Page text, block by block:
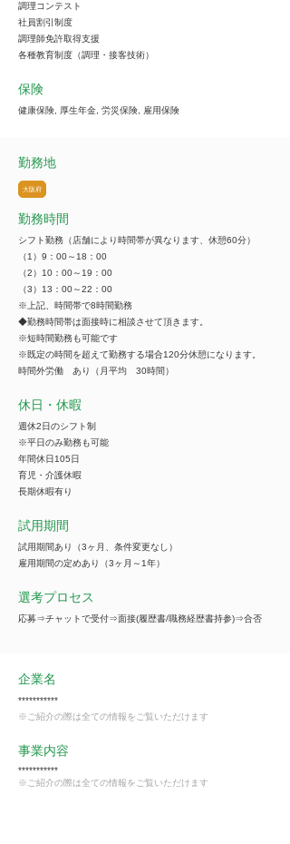
調理コンテスト
社員割引制度
調理師免許取得支援
各種教育制度（調理・接客技術）
保険
健康保険, 厚生年金, 労災保険, 雇用保険
勤務地
大阪府
勤務時間
シフト勤務（店舗により時間帯が異なります、休憩60分）
（1）9：00～18：00
（2）10：00～19：00
（3）13：00～22：00
※上記、時間帯で8時間勤務
◆勤務時間帯は面接時に相談させて頂きます。
※短時間勤務も可能です
※既定の時間を超えて勤務する場合120分休憩になります。
時間外労働 あり（月平均 30時間）
休日・休暇
週休2日のシフト制
※平日のみ勤務も可能
年間休日105日
育児・介護休暇
長期休暇有り
試用期間
試用期間あり（3ヶ月、条件変更なし）
雇用期間の定めあり（3ヶ月～1年）
選考プロセス
応募⇒チャットで受付⇒面接(履歴書/職務経歴書持参)⇒合否
企業名
***********
※ご紹介の際は全ての情報をご覧いただけます
事業内容
***********
※ご紹介の際は全ての情報をご覧いただけます